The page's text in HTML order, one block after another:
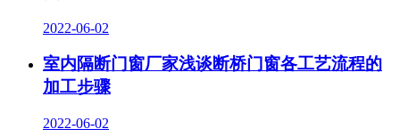
2022-06-02
室内隔断门窗厂家浅谈断桥门窗各工艺流程的
加工步骤
2022-06-02